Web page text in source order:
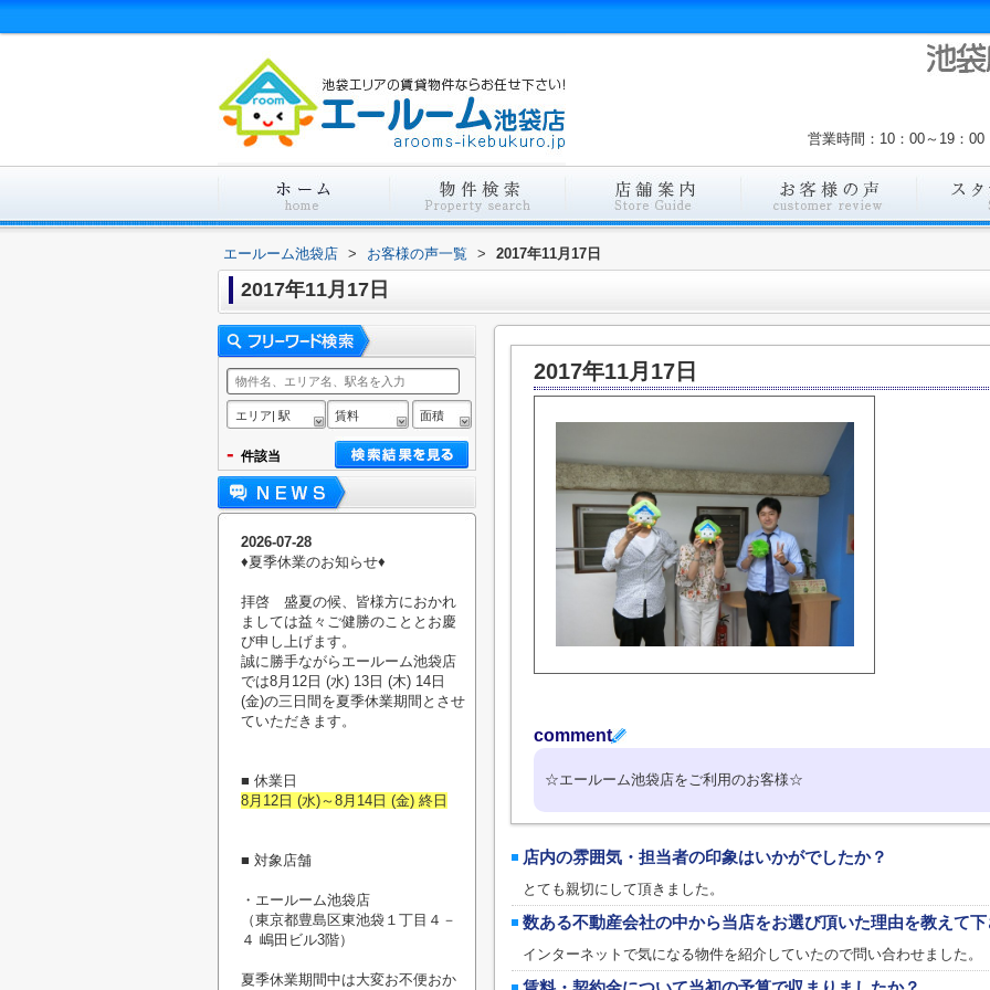
営業時間：10：00～19：
エールーム池袋店 > お客様の声一覧 > 2017年11月17日
2017年11月17日
2017年11月17日
comment
☆エールーム池袋店をご利用のお客様☆
店内の雰囲気・担当者の印象はいかがでしたか？
とても親切にして頂きました。
数ある不動産会社の中から当店をお選び頂いた理由を教えて
インターネットで気になる物件を紹介していたので問い合わせました。
エリア| 駅 賃料 面積
- 件該当
2026-07-28
♦︎夏季休業のお知らせ♦︎
拝啓 盛夏の候、皆様方におかれ
ましては益々ご健勝のこととお慶
び申し上げます。
誠に勝手ながらエールーム池袋店
では8月12日 (水) 13日 (木) 14日
(金)の三日間を夏季休業期間とさせ
ていただきます。
■ 休業日
8月12日 (水)～8月14日 (金) 終日
■ 対象店舗
・エールーム池袋店
（東京都豊島区東池袋１丁目４－
４ 嶋田ビル3階）
夏季休業期間中は大変お不便おか